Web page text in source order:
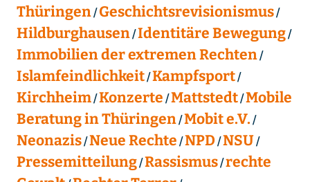
Thüringen Geschichtsrevisionismus
Hildburghausen Identitäre Bewegung
Immobilien der extremen Rechten
Islamfeindlichkeit Kampfsport
Kirchheim Konzerte Mattstedt Mobile
Beratung in Thüringen Mobit e.V.
Neonazis Neue Rechte NPD NSU
Pressemitteilung Rassismus rechte